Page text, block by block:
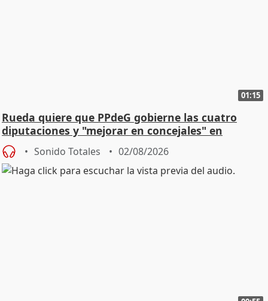
01:15
Rueda quiere que PPdeG gobierne las cuatro
diputaciones y "mejorar en concejales" en
ciudades
Sonido Totales 02/08/2026